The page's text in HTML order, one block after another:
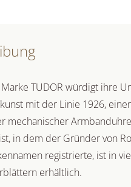
TUDOR würdigt ihre
mit der Linie 1926,
mechanischer
in dem der Gründer von
registrierte, ist in
erhältlich.